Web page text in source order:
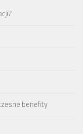
benefity